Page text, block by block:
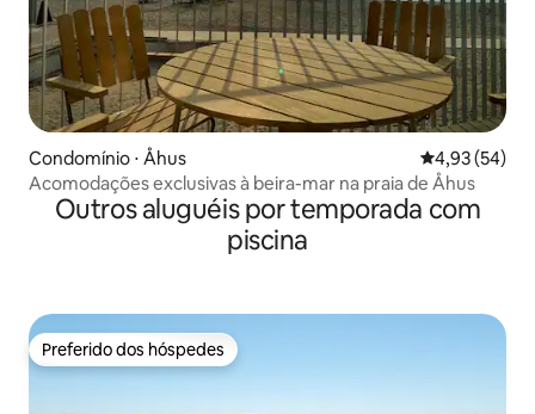
Condomínio ⋅ Åhus 4,93 de uma
4,93 (54)
Acomodações exclusivas à beira-mar na praia de Åhus
Outros aluguéis por temporada com
piscina
Preferido dos hóspedes
Preferido dos hóspedes